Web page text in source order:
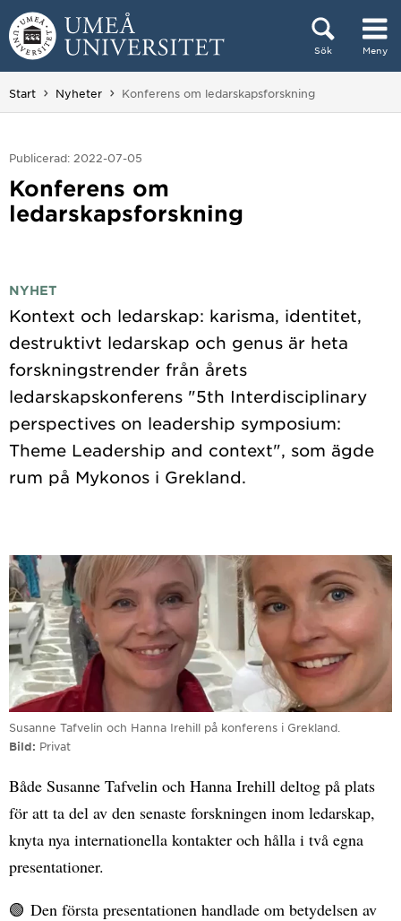
Hoppa direkt till innehållet
Sök Meny
Huvudmenyn dold.
Start Nyheter Du är här:
Konferens om ledarskapsforskning
Publicerad: 2022-07-05
Konferens om
ledarskapsforskning
NYHET
Kontext och ledarskap: karisma, identitet,
destruktivt ledarskap och genus är heta
forskningstrender från årets
ledarskapskonferens "5th Interdisciplinary
perspectives on leadership symposium:
Theme Leadership and context", som ägde
Susanne Tafvelin och Hanna Irehill på konferens i Grekland.
Bild
Privat
Både Susanne Tafvelin och Hanna Irehill deltog på plats
för att ta del av den senaste forskningen inom ledarskap,
knyta nya internationella kontakter och hålla i två egna
presentationer.
🟢 Den första presentationen handlade om betydelsen av